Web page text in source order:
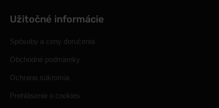
Užitočné informácie
Spôsoby a ceny doručenia
Obchodné podmienky
Ochrana súkromia
Prehlásenie o cookies